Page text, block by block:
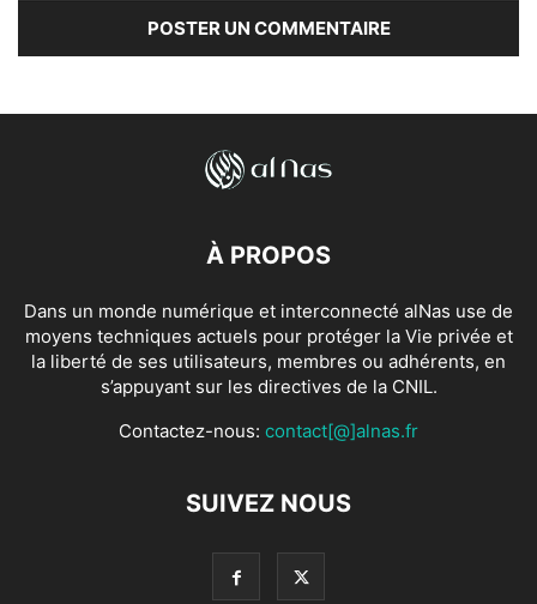
À PROPOS
Dans un monde numérique et interconnecté alNas use de
moyens techniques actuels pour protéger la Vie privée et
la liberté de ses utilisateurs, membres ou adhérents, en
s’appuyant sur les directives de la CNIL.
Contactez-nous: contact[@]alnas.fr
SUIVEZ NOUS